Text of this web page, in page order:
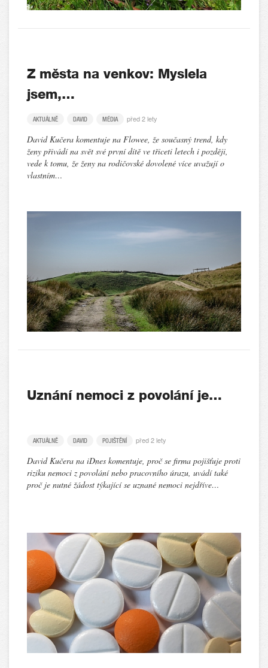
Z města na venkov: Myslela
jsem,…
AKTUÁLNĚ DAVID MÉDIA před 2 lety
David Kučera komentuje na Flowee, že současný trend, kdy
ženy přivádí na svět své první dítě ve třiceti letech i později,
vede k tomu, že ženy na rodičovské dovolené více uvažují o
vlastním…
Uznání nemoci z povolání je…
AKTUÁLNĚ DAVID POJIŠTĚNÍ před 2 lety
David Kučera na iDnes komentuje, proč se firma pojišťuje proti
riziku nemoci z povolání nebo pracovního úrazu, uvádí také
proč je nutné žádost týkající se uznané nemoci nejdříve…